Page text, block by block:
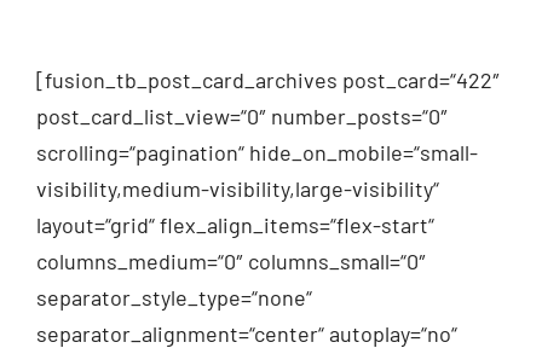
[fusion_tb_post_card_archives post_card=“422″
post_card_list_view=“0″ number_posts=“0″
scrolling=“pagination“ hide_on_mobile=“small-
visibility,medium-visibility,large-visibility“
layout=“grid“ flex_align_items=“flex-start“
columns_medium=“0″ columns_small=“0″
separator_style_type=“none“
separator_alignment=“center“ autoplay=“no“